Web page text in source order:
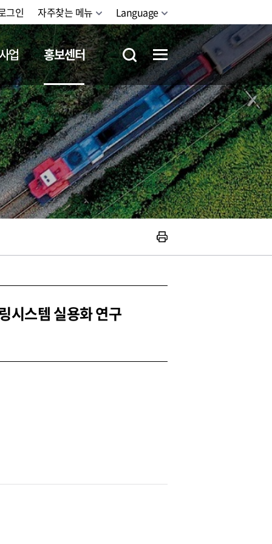
그인 자주찾는 메뉴 Language
업 홍보센터
철도체험
시스템 실용화 연구